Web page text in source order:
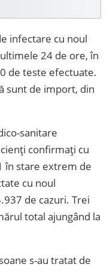
infectare cu noul
24 de ore, în
de teste efectuate.
sunt de import, din
sanitare
confirmați cu
în stare extrem de
cu noul
de cazuri. Trei
total ajungând la
s-au tratat de